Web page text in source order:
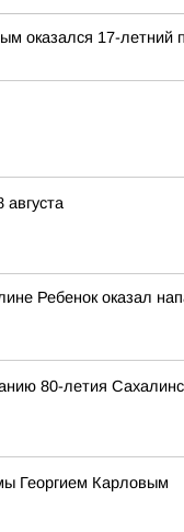
оказался 17-
Ребенок оказал
80-летия
Георгием Карловым